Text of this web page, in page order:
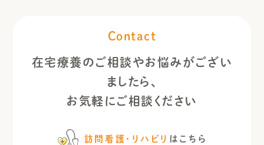
Contact
在宅療養のご相談やお悩みがござい
ましたら、
お気軽にご相談ください
訪問看護・リハビリ はこちら